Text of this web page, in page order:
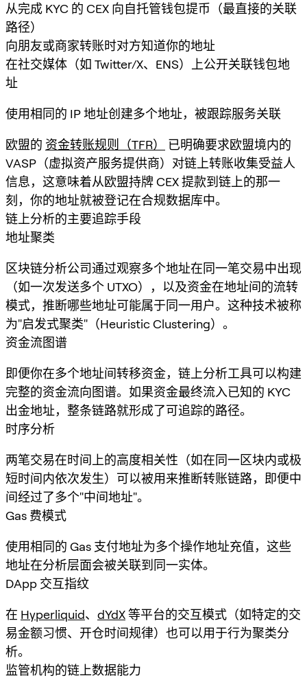
从完成 KYC 的 CEX 向自托管钱包提币（最直接的关联
路径）
向朋友或商家转账时对方知道你的地址
在社交媒体（如 Twitter/X、ENS）上公开关联钱包地
址
使用相同的 IP 地址创建多个地址，被跟踪服务关联
欧盟的 资金转账规则（TFR）
已明确要求欧盟境内的
VASP（虚拟资产服务提供商）对链上转账收集受益人
信息，这意味着从欧盟持牌 CEX 提款到链上的那一
刻，你的地址就被登记在合规数据库中。
链上分析的主要追踪手段
地址聚类
区块链分析公司通过观察多个地址在同一笔交易中出现
（如一次发送多个 UTXO），以及资金在地址间的流转
模式，推断哪些地址可能属于同一用户。这种技术被称
为"启发式聚类"（Heuristic Clustering）。
资金流图谱
即便你在多个地址间转移资金，链上分析工具可以构建
完整的资金流向图谱。如果资金最终流入已知的 KYC
出金地址，整条链路就形成了可追踪的路径。
时序分析
两笔交易在时间上的高度相关性（如在同一区块内或极
短时间内依次发生）可以被用来推断转账链路，即便中
间经过了多个"中间地址"。
Gas 费模式
使用相同的 Gas 支付地址为多个操作地址充值，这些
地址在分析层面会被关联到同一实体。
DApp 交互指纹
在 Hyperliquid、 dYdX等平台的交互模式（如特定的交
易金额习惯、开仓时间规律）也可以用于行为聚类分
析。
监管机构的链上数据能力